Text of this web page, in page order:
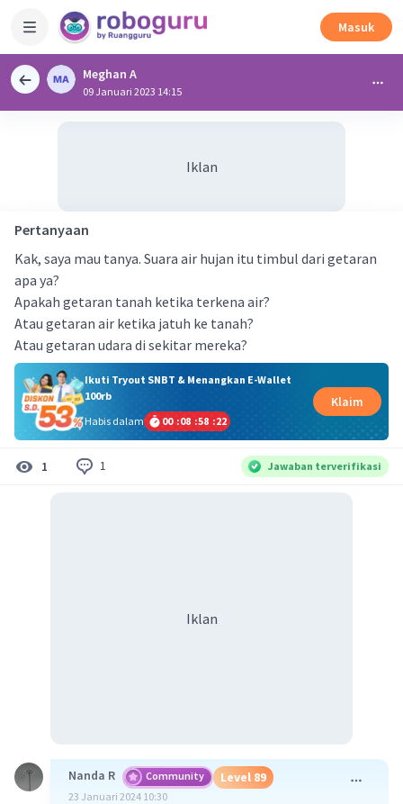
Masuk
Meghan A
09 Januari 2023 14:15
Iklan
Pertanyaan
Kak, saya mau tanya. Suara air hujan itu timbul dari getaran
apa ya?
Apakah getaran tanah ketika terkena air?
Atau getaran air ketika jatuh ke tanah?
Atau getaran udara di sekitar mereka?
Ikuti Tryout SNBT & Menangkan E-Wallet
100rb
Habis dalam
00 :08 :58 :22
Klaim
1 1 Jawaban terverifikasi
Iklan
Nanda R Community Level 89
23 Januari 2024 10:30